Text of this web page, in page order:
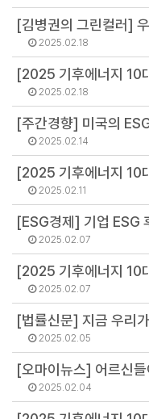
2025.02.18
2025.02.18
[주간경향] 미국의
2025.02.14
2025.02.11
2025.02.07
2025.02.07
2025.02.05
2025.02.04